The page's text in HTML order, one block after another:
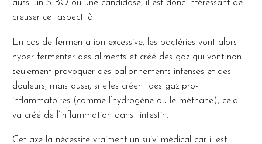
aussi un SIBO ou une candidose, il est donc intéressant de
creuser cet aspect là.
En cas de fermentation excessive, les bactéries vont alors
hyper fermenter des aliments et créé des gaz qui vont non
seulement provoquer des ballonnements intenses et des
douleurs, mais aussi, si elles créent des gaz pro-
inflammatoires (comme l’hydrogène ou le méthane), cela
va créé de l’inflammation dans l’intestin.
Cet axe là nécessite vraiment un suivi médical car il est